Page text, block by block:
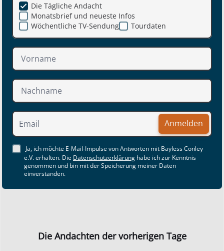
Monatsbrief und neueste Infos
Die Tägliche Andacht
Wöchentliche TV-Sendung Tourdaten
Anmelden
Ja, ich möchte E-Mail-Impulse von Antworten mit Bayless Conley
e.V. erhalten. Die Datenschutzerklärung habe ich zur Kenntnis
genommen und bin mit der Speicherung meiner Daten
einverstanden.
Die Andachten der vorherigen Tage